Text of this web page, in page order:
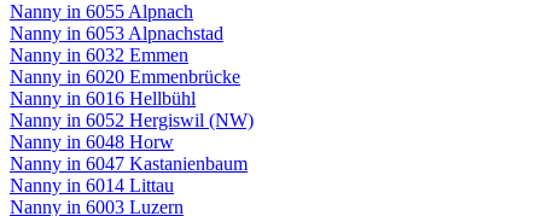
Nanny in 6055 Alpnach
Nanny in 6053 Alpnachstad
Nanny in 6032 Emmen
Nanny in 6020 Emmenbrücke
Nanny in 6016 Hellbühl
Nanny in 6052 Hergiswil (NW)
Nanny in 6048 Horw
Nanny in 6047 Kastanienbaum
Nanny in 6014 Littau
Nanny in 6003 Luzern